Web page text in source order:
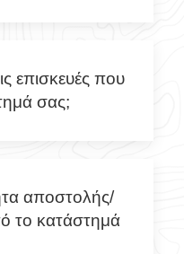
επισκευές που
σας;
αποστολής/
το κατάστημά